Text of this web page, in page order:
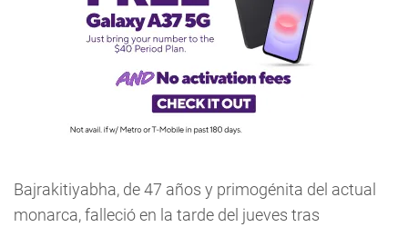
Bajrakitiyabha, de 47 años y primogénita del actual
monarca, falleció en la tarde del jueves tras